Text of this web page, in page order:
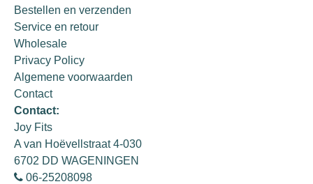
Bestellen en verzenden
Service en retour
Wholesale
Privacy Policy
Algemene voorwaarden
Contact
Contact:
Joy Fits
A van Hoëvellstraat 4-030
6702 DD WAGENINGEN
06-25208098